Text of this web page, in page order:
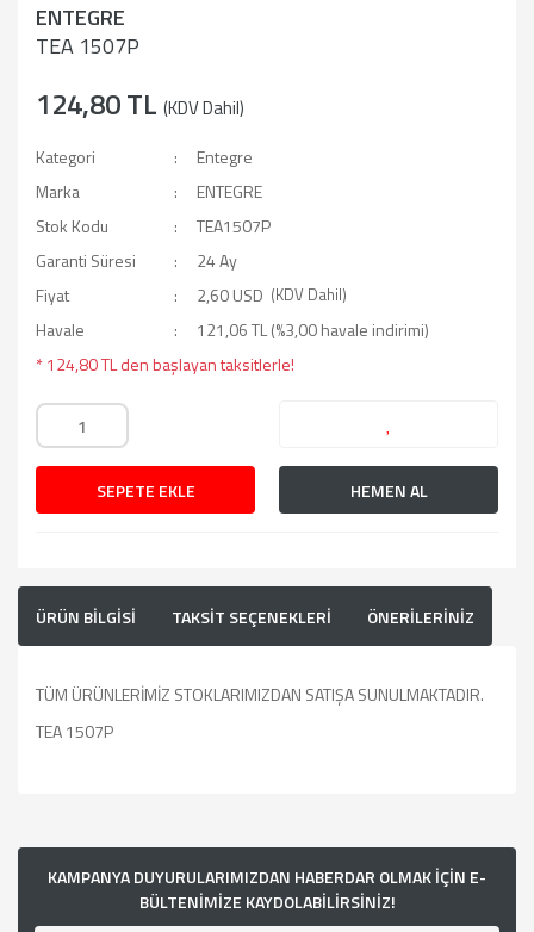
ENTEGRE
TEA 1507P
124,80 TL (KDV Dahil)
Kategori
Entegre
Marka
ENTEGRE
Stok Kodu
TEA1507P
Garanti Süresi
24 Ay
Fiyat
2,60 USD (KDV Dahil)
Havale
121,06 TL (%3,00 havale indirimi)
* 124,80 TL den başlayan taksitlerle!
SEPETE EKLE HEMEN AL
ÜRÜN BİLGİSİ TAKSİT SEÇENEKLERİ ÖNERİLERİNİZ
TÜM ÜRÜNLERİMİZ STOKLARIMIZDAN SATIŞA SUNULMAKTADIR.
TEA 1507P
kullanarak tarafımıza iletebilirsiniz.
Görüş ve önerileriniz için teşekkür ederiz.
KAMPANYA DUYURULARIMIZDAN HABERDAR OLMAK İÇİN E-
BÜLTENİMİZE KAYDOLABİLİRSİNİZ!